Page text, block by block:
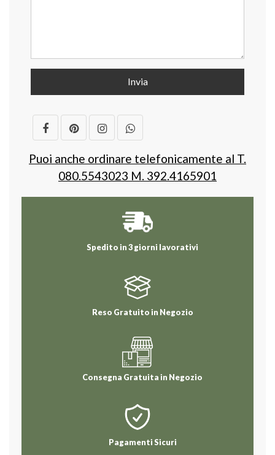
Puoi anche ordinare telefonicamente al T.
080.5543023 M. 392.4165901
Spedito in 3 giorni lavorativi
Reso Gratuito in Negozio
Consegna Gratuita in Negozio
Pagamenti Sicuri